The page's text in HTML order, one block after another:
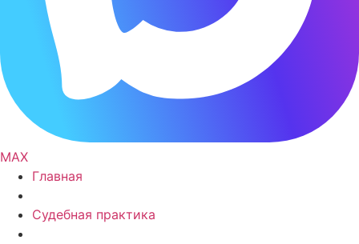
MAX
Главная
Судебная практика